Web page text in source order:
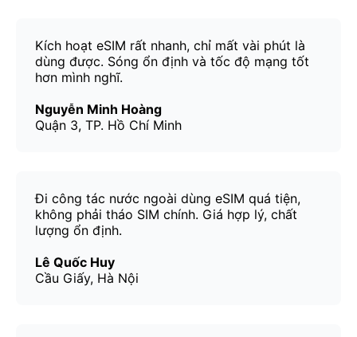
Kích hoạt eSIM rất nhanh, chỉ mất vài phút là
dùng được. Sóng ổn định và tốc độ mạng tốt
hơn mình nghĩ.
Nguyễn Minh Hoàng
Quận 3, TP. Hồ Chí Minh
Đi công tác nước ngoài dùng eSIM quá tiện,
không phải tháo SIM chính. Giá hợp lý, chất
lượng ổn định.
Lê Quốc Huy
Cầu Giấy, Hà Nội